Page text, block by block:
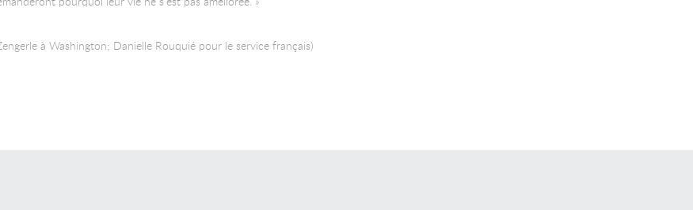
à Washington; Danielle Rouquié pour le service français)